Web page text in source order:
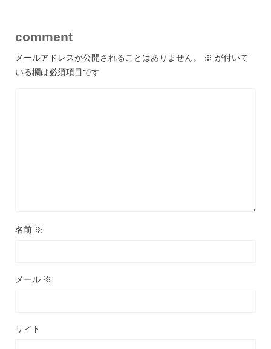
comment
メールアドレスが公開されることはありません。 ※ が付いて
いる欄は必須項目です
名前 ※
メール ※
サイト